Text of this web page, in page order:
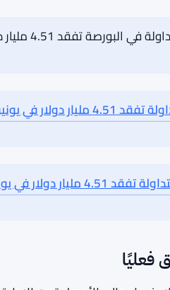
من المؤكد أن انخفاض سعر
إعادة التقييمات تنتهي
يمكن أن يضخم الضغط
صناديق